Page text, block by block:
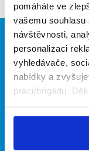
pomáháte ve
vašemu
návštěvnosti,
personalizaci
vyhledávače,
nabídky a
práci/brigádu.
Brigádníci
Články
Hledané brigády